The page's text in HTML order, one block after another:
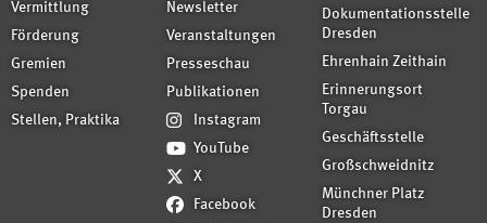
Vermittlung
Förderung
Gremien
Spenden
Stellen, Praktika
Newsletter
Veranstaltungen
Presseschau
Publikationen
Instagram
YouTube
X
Facebook
Dokumentationsstelle
Dresden
Ehrenhain Zeithain
Erinnerungsort
Torgau
Geschäftsstelle
Großschweidnitz
Münchner Platz
Dresden